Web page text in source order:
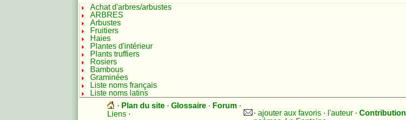
Achat d'arbres/arbustes
ARBRES
Arbustes
Fruitiers
Haies
Plantes d'intérieur
Plants truffiers
Rosiers
Bambous
Graminées
Liste noms français
Liste noms latins
· Plan du site · Glossaire · Forum ·
Liens · · ajouter aux favoris · l'auteur · Contribution